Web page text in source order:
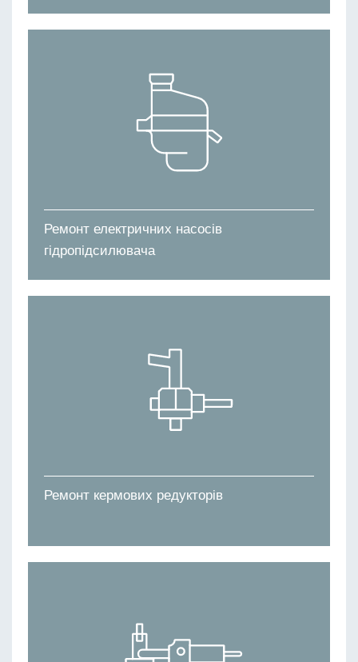
Ремонт електричних насосів
гідропідсилювача
Ремонт кермових редукторів